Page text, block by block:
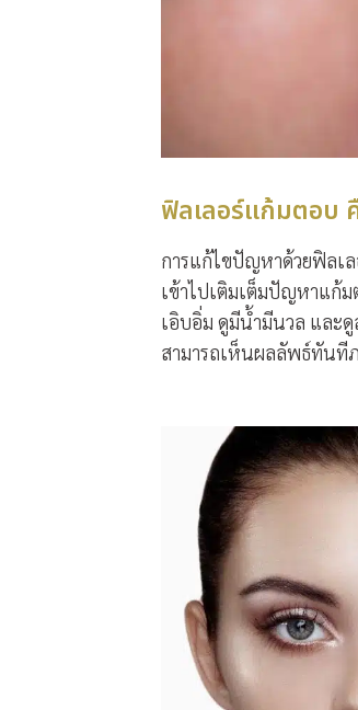
ฟิลเลอร์แก้มตอบ
การแก้ไขปัญหาด้วยฟิลเ
เข้าไปเติมเต็มปัญหาแก้
เอิบอิ่ม ดูมีน้ำมีนวล และดู
สามารถเห็นผลลัพธ์ทันที